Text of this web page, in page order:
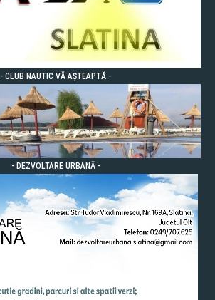
- CLUB NAUTIC VĂ AȘTEAPTĂ -
- DEZVOLTARE URBANĂ -